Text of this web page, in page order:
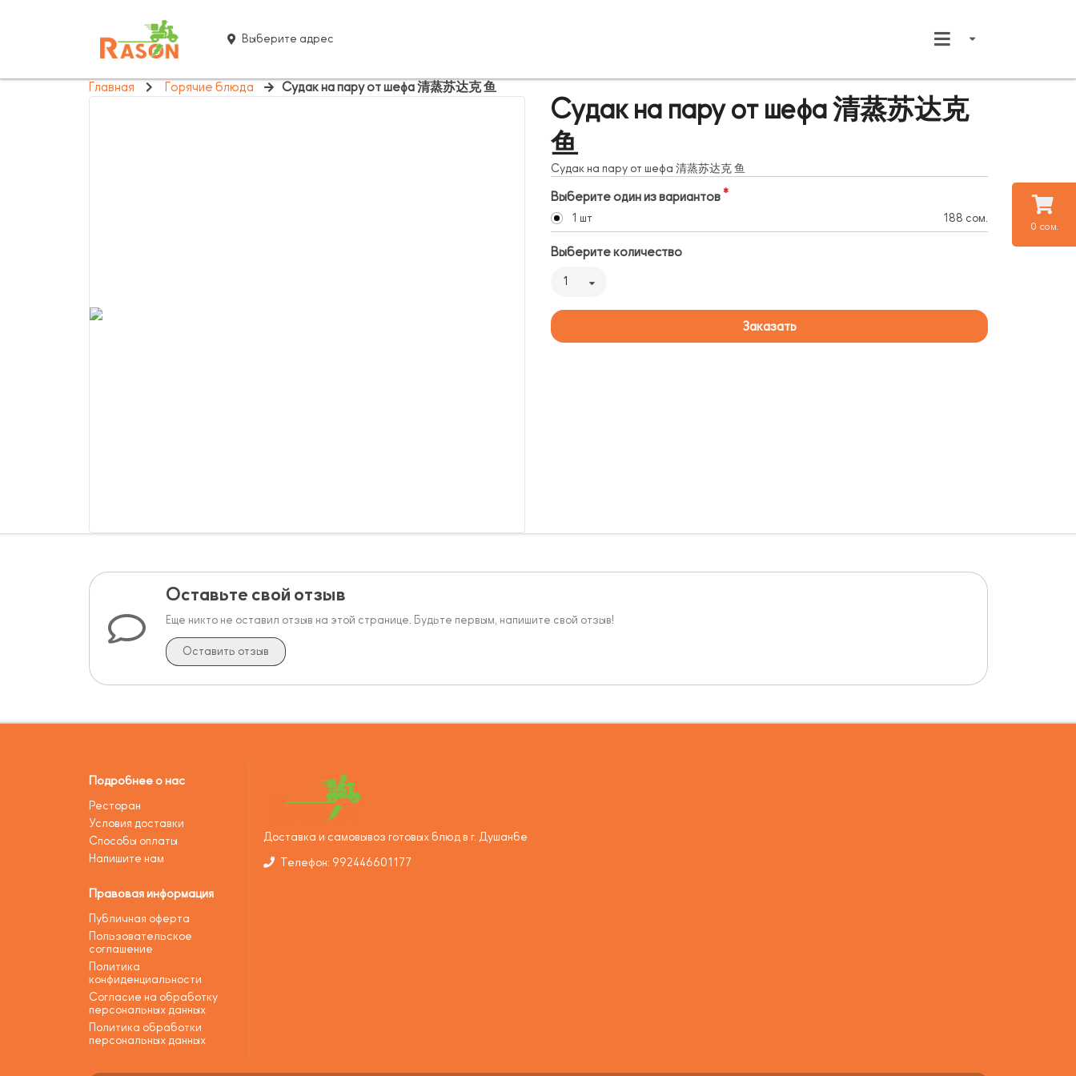
0 сом.
Выберите адрес
Главная Горячие блюда Судак на пару от шефа 清蒸苏达克 鱼
Судак на пару от шефа 清蒸苏达克
鱼
Судак на пару от шефа 清蒸苏达克 鱼
Выберите один из вариантов
1 шт 188 сом.
Выберите количество
1
Заказать
Оставьте свой отзыв
Еще никто не оставил отзыв на этой странице. Будьте первым, напишите свой отзыв!
Оставить отзыв
Подробнее о нас
Ресторан
Условия доставки
Способы оплаты
Напишите нам
Правовая информация
Публичная оферта
Пользовательское
соглашение
Политика
конфиденциальности
Согласие на обработку
персональных данных
Политика обработки
персональных данных
Доставка и самовывоз готовых блюд в г. Душанбе
Телефон: 992446601177